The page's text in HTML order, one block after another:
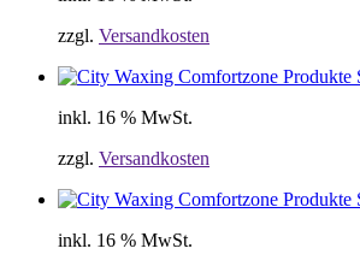
zzgl. Versandkosten
inkl. 16 % MwSt.
zzgl. Versandkosten
inkl. 16 % MwSt.